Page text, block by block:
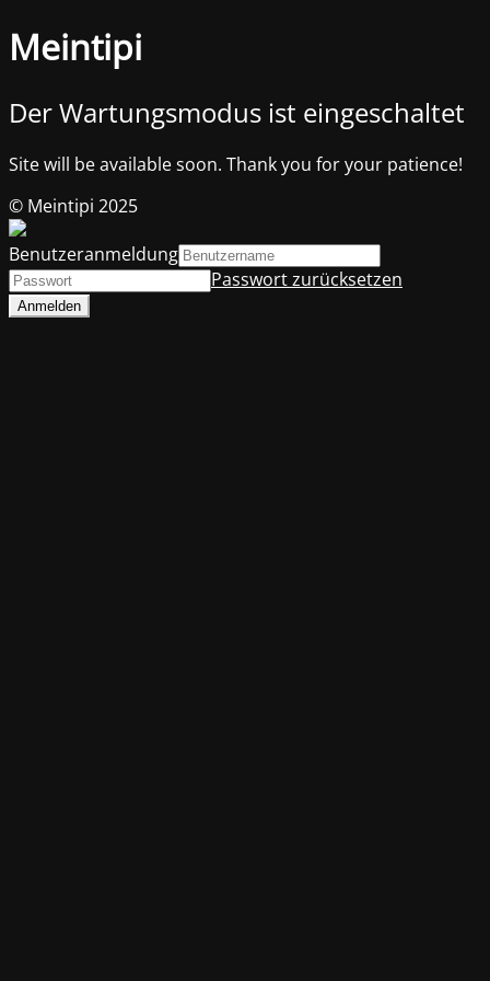
Meintipi
Der Wartungsmodus ist eingeschaltet
Site will be available soon. Thank you for your patience!
© Meintipi 2025
Benutzeranmeldung
Passwort zurücksetzen